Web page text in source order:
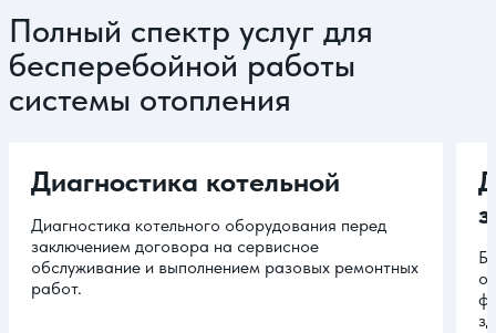
Полный спектр услуг для
бесперебойной работы
системы отопления
Диагностика котельной
Диагностика котельного оборудования перед
заключением договора на сервисное
обслуживание и выполнением разовых ремонтных
работ.